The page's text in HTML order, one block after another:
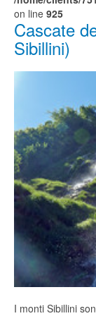
on line 925
Cascate
Sibillini)
I monti Sibillini